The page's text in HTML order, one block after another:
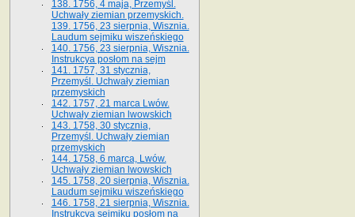
138. 1756, 4 maja, Przemyśl.
Uchwały ziemian przemyskich.
139. 1756, 23 sierpnia, Wisznia.
Laudum sejmiku wiszeńskiego
140. 1756, 23 sierpnia, Wisznia.
Instrukcya posłom na sejm
141. 1757, 31 stycznia,
Przemyśl. Uchwały ziemian
przemyskich
142. 1757, 21 marca Lwów.
Uchwały ziemian lwowskich
143. 1758, 30 stycznia,
Przemyśl. Uchwały ziemian
przemyskich
144. 1758, 6 marca, Lwów.
Uchwały ziemian lwowskich
145. 1758, 20 sierpnia, Wisznia.
Laudum sejmiku wiszeńskiego
146. 1758, 21 sierpnia, Wisznia.
Instrukcya sejmiku posłom na